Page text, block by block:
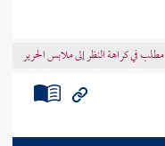
مطلب في كراهة النظر إلى ملابس الحرير